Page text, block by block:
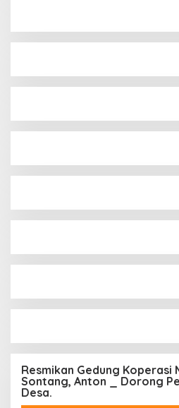
Resmikan Gedung Koperasi
Sontang, Anton _ Dorong
Desa.